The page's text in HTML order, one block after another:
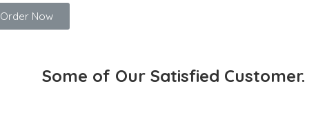
Order Now
Some of Our Satisfied Customer.